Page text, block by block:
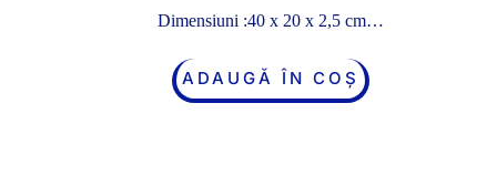
Dimensiuni :40 x 20 x 2,5 cm…
ADAUGĂ ÎN COȘ